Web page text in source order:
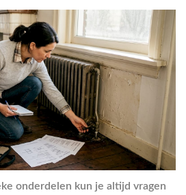
onderdelen kun je altijd vragen